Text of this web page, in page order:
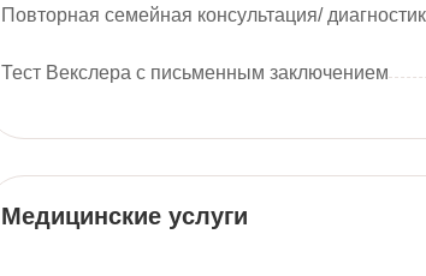
Повторная семейная консультация/
Тест Векслера с письменным заключением
Медицинские услуги